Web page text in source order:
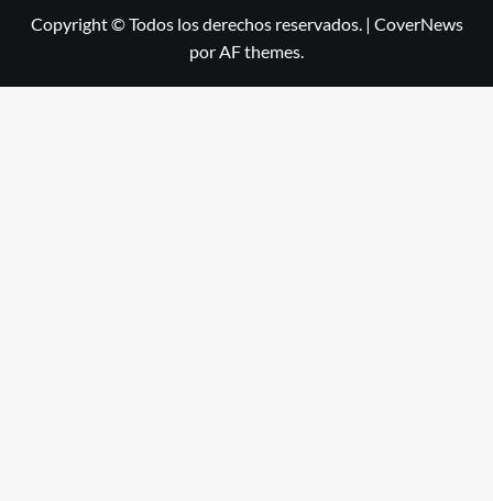
Copyright © Todos los derechos reservados. | CoverNews
por AF themes.